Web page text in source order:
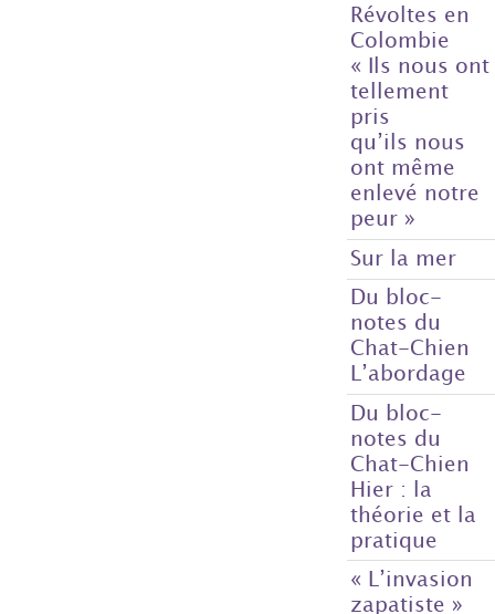
Révoltes en
Colombie
« Ils nous ont
tellement
pris
qu’ils nous
ont même
enlevé notre
peur »
Sur la mer
Du bloc-
notes du
Chat-Chien
L’abordage
Du bloc-
notes du
Chat-Chien
Hier : la
théorie et la
pratique
« L’invasion
zapatiste »